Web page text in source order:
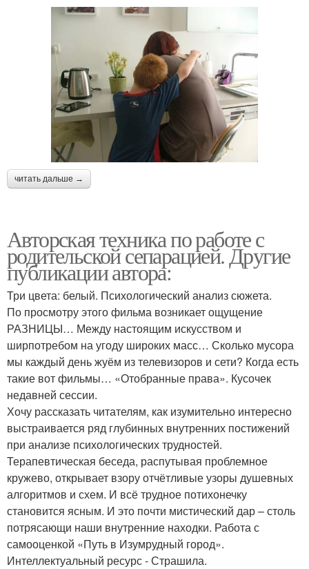
читать дальше →
Авторская техника по работе с
родительской сепарацией. Другие
публикации автора:
Три цвета: белый. Психологический анализ сюжета.
По просмотру этого фильма возникает ощущение
РАЗНИЦЫ… Между настоящим искусством и
ширпотребом на угоду широких масс… Сколько мусора
мы каждый день жуём из телевизоров и сети? Когда есть
такие вот фильмы… «Отобранные права». Кусочек
недавней сессии.
Хочу рассказать читателям, как изумительно интересно
выстраивается ряд глубинных внутренних постижений
при анализе психологических трудностей.
Терапевтическая беседа, распутывая проблемное
кружево, открывает взору отчётливые узоры душевных
алгоритмов и схем. И всё трудное потихонечку
становится ясным. И это почти мистический дар – столь
потрясающи наши внутренние находки. Работа с
самооценкой «Путь в Изумрудный город».
Интеллектуальный ресурс - Страшила.